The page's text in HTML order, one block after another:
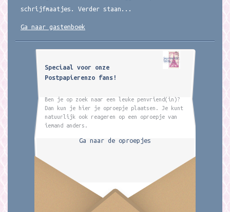
schrijfmaatjes. Verder staan...
Ga naar gastenboek
Speciaal voor onze
Postpapierenzo fans!
Ben je op zoek naar een leuke penvriend(in)?
Dan kun je hier je oproepje plaatsen. Je kunt
natuurlijk ook reageren op een oproepje van
iemand anders.
Ga naar de oproepjes